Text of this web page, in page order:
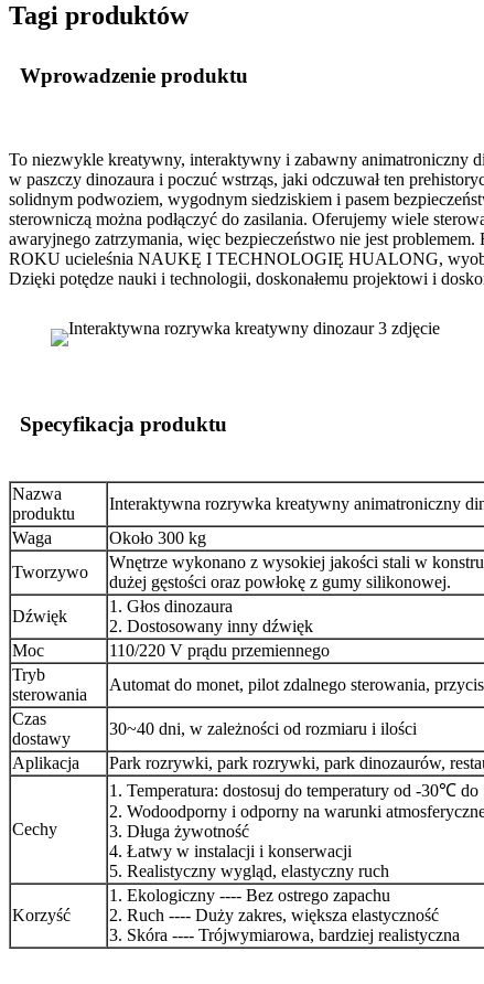
Tagi produktów
Wprowadzenie produktu
To niezwykle kreatywny, interaktywny i zabawny animatroniczny
w paszczy dinozaura i poczuć wstrząs, jaki odczuwał ten
solidnym podwoziem, wygodnym siedziskiem i pasem
sterowniczą można podłączyć do zasilania. Oferujemy wiele
awaryjnego zatrzymania, więc bezpieczeństwo nie jest
ROKU ucieleśnia NAUKĘ I TECHNOLOGIĘ HUALONG,
Dzięki potędze nauki i technologii, doskonałemu projektowi i
Specyfikacja produktu
Nazwa
produktu
Interaktywna rozrywka kreatywny animatroniczny
Waga
Około 300 kg
Tworzywo
Wnętrze wykonano z wysokiej jakości stali w
dużej gęstości oraz powłokę z gumy silikonowej.
Dźwięk
1. Głos dinozaura
2. Dostosowany inny dźwięk
Moc
110/220 V prądu przemiennego
Tryb
sterowania
Automat do monet, pilot zdalnego sterowania,
Czas
dostawy
30~40 dni, w zależności od rozmiaru i ilości
Aplikacja
Park rozrywki, park rozrywki, park dinozaurów,
Cechy
1. Temperatura: dostosuj do temperatury od -30℃
2. Wodoodporny i odporny na warunki
3. Długa żywotność
4. Łatwy w instalacji i konserwacji
5. Realistyczny wygląd, elastyczny ruch
Korzyść
1. Ekologiczny ---- Bez ostrego zapachu
2. Ruch ---- Duży zakres, większa elastyczność
3. Skóra ---- Trójwymiarowa, bardziej realistyczna